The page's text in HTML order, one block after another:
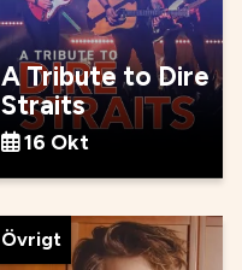
A Tribute to Dire
Straits
16 Okt
Övrigt